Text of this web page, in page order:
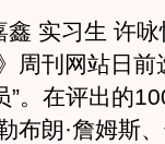
习生 许咏
周刊网站日前
。在评出的
布朗·詹姆斯